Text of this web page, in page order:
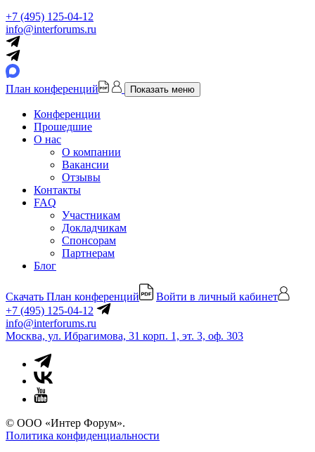
+7 (495) 125-04-12
info@interforums.ru
План конференций Показать меню
Конференции
Прошедшие
О нас
О компании
Вакансии
Отзывы
Контакты
FAQ
Участникам
Докладчикам
Спонсорам
Партнерам
Блог
Скачать План конференций
Войти в личный кабинет
+7 (495) 125-04-12
info@interforums.ru
Москва, ул. Ибрагимова, 31 корп. 1, эт. 3, оф. 303
© ООО «Интер Форум».
Политика конфиденциальности